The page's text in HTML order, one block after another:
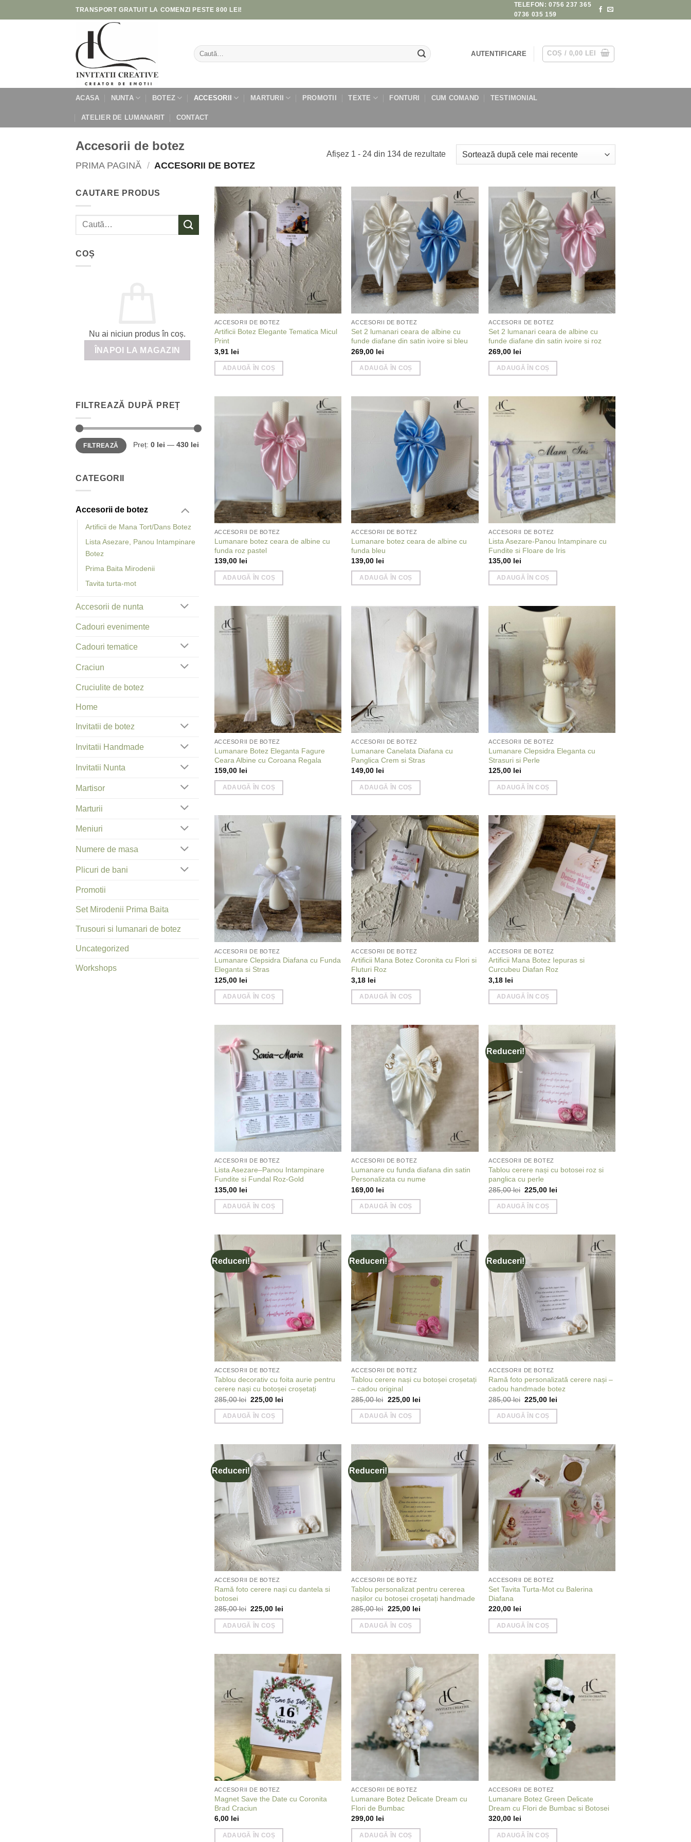
to
TRANSPORT GRATUIT LA COMENZI PESTE 800 LEI!
TELEFON: 0756 237 365
0736 035 159
Caută
după:
AUTENTIFICARE COȘ / 0,00 LEI
ACASA NUNTA BOTEZ ACCESORII MARTURII PROMOTII TEXTE FONTURI CUM COMAND TESTIMONIAL
ATELIER DE LUMANARIT CONTACT
Accesorii de botez
PRIMA PAGINĂ / ACCESORII DE BOTEZ
Afișez 1 - 24 din 134 de rezultateSortat
după
mai
recente
CAUTARE PRODUS
Caută
COȘ
Nu ai niciun produs în coș.
ÎNAPOI LA MAGAZIN
FILTREAZĂ DUPĂ PREȚ
Preț
minim
Preț
maxim
FILTREAZĂ Preț: 0 lei — 430 lei
CATEGORII
Accesorii de botez
Artificii de Mana Tort/Dans Botez
Lista Asezare, Panou Intampinare
Botez
Prima Baita Mirodenii
Tavita turta-mot
Accesorii de nunta
Cadouri evenimente
Cadouri tematice
Craciun
Cruciulite de botez
Home
Invitatii de botez
Invitatii Handmade
Invitatii Nunta
Martisor
Marturii
Meniuri
Numere de masa
Plicuri de bani
Promotii
Set Mirodenii Prima Baita
Trusouri si lumanari de botez
Uncategorized
Workshops
Add to
wishlist
ACCESORII DE BOTEZ
Artificii Botez Elegante Tematica Micul
Print
3,91 lei
ADAUGĂ ÎN COȘ
Add to
wishlist
ACCESORII DE BOTEZ
Set 2 lumanari ceara de albine cu
funde diafane din satin ivoire si bleu
269,00 lei
ADAUGĂ ÎN COȘ
Add to
wishlist
ACCESORII DE BOTEZ
Set 2 lumanari ceara de albine cu
funde diafane din satin ivoire si roz
269,00 lei
ADAUGĂ ÎN COȘ
ACCESORII DE BOTEZ
Lumanare botez ceara de albine cu
funda roz pastel
139,00 lei
ADAUGĂ ÎN COȘ
ACCESORII DE BOTEZ
Lumanare botez ceara de albine cu
funda bleu
139,00 lei
ADAUGĂ ÎN COȘ
ACCESORII DE BOTEZ
Lista Asezare-Panou Intampinare cu
Fundite si Floare de Iris
135,00 lei
ADAUGĂ ÎN COȘ
ACCESORII DE BOTEZ
Lumanare Botez Eleganta Fagure
Ceara Albine cu Coroana Regala
159,00 lei
ADAUGĂ ÎN COȘ
ACCESORII DE BOTEZ
Lumanare Canelata Diafana cu
Panglica Crem si Stras
149,00 lei
ADAUGĂ ÎN COȘ
ACCESORII DE BOTEZ
Lumanare Clepsidra Eleganta cu
Strasuri si Perle
125,00 lei
ADAUGĂ ÎN COȘ
Add to
wishlist
ACCESORII DE BOTEZ
Lumanare Clepsidra Diafana cu Funda
Eleganta si Stras
125,00 lei
ADAUGĂ ÎN COȘ
Add to
wishlist
ACCESORII DE BOTEZ
Artificii Mana Botez Coronita cu Flori si
Fluturi Roz
3,18 lei
ADAUGĂ ÎN COȘ
Add to
wishlist
ACCESORII DE BOTEZ
Artificii Mana Botez Iepuras si
Curcubeu Diafan Roz
3,18 lei
ADAUGĂ ÎN COȘ
Add to
ACCESORII DE BOTEZ
Lista Asezare–Panou Intampinare
Fundite si Fundal Roz-Gold
135,00 lei
ADAUGĂ ÎN COȘ
Add to
wishlist
ACCESORII DE BOTEZ
Lumanare cu funda diafana din satin
Personalizata cu nume
169,00 lei
ADAUGĂ ÎN COȘ
Reduceri!
Add to
ACCESORII DE BOTEZ
Tablou cerere nași cu botosei roz si
panglica cu perle
285,00lei Prețul
a
fost:
225,00 lei
ADAUGĂ ÎN COȘ
Reduceri!
Add to
wishlist
ACCESORII DE BOTEZ
Tablou decorativ cu foita aurie pentru
cerere nași cu botoșei croșetați
285,00lei Prețul
inițial
a
fost:
225,00 lei
ADAUGĂ ÎN COȘ
Reduceri!
Add to
ACCESORII DE BOTEZ
Tablou cerere nași cu botoșei croșetați
– cadou original
285,00lei Prețul
inițial
a
fost:
225,00 leiPrețul
ADAUGĂ ÎN COȘ
Reduceri!
wishlist
ACCESORII DE BOTEZ
Ramă foto personalizată cerere nași –
cadou handmade botez
285,00lei Prețul
inițial
a
fost:
225,00 lei
ADAUGĂ ÎN COȘ
Reduceri!
ACCESORII DE BOTEZ
Ramă foto cerere nași cu dantela si
botosei
285,00lei Prețul
a
fost:
225,00 lei
ADAUGĂ ÎN COȘ
Reduceri!
Add to
wishlist
ACCESORII DE BOTEZ
Tablou personalizat pentru cererea
nașilor cu botoșei croșetați handmade
285,00lei Prețul
a
fost:
225,00 leiPrețul
ADAUGĂ ÎN COȘ
wishlist
ACCESORII DE BOTEZ
Set Tavita Turta-Mot cu Balerina
Diafana
220,00 lei
ADAUGĂ ÎN COȘ
Add to
wishlist
ACCESORII DE BOTEZ
Magnet Save the Date cu Coronita
Brad Craciun
6,00 lei
ADAUGĂ ÎN COȘ
wishlist
ACCESORII DE BOTEZ
Lumanare Botez Delicate Dream cu
Flori de Bumbac
299,00 lei
ADAUGĂ ÎN COȘ
Add to
wishlist
ACCESORII DE BOTEZ
Lumanare Botez Green Delicate
Dream cu Flori de Bumbac si Botosei
320,00 lei
ADAUGĂ ÎN COȘ